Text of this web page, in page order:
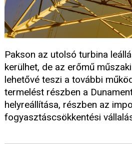
Pakson az utolsó turbina
kerülhet, de az erőmű
lehetővé teszi a további
termelést részben a
helyreállítása, részben az
fogyasztáscsökkentési